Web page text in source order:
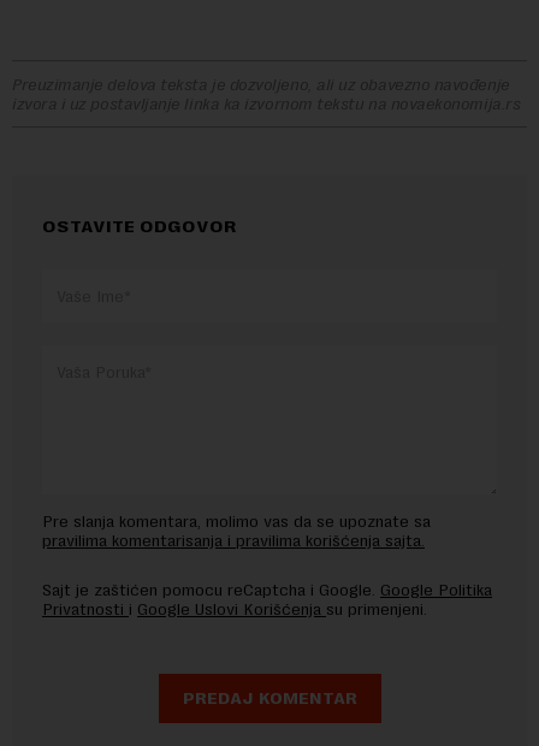
Preuzimanje delova teksta je dozvoljeno, ali uz obavezno navođenje
izvora i uz postavljanje linka ka izvornom tekstu na novaekonomija.rs
OSTAVITE ODGOVOR
Pre slanja komentara, molimo vas da se upoznate sa
pravilima komentarisanja i pravilima korišćenja sajta.
Sajt je zaštićen pomocu reCaptcha i Google. Google Politika
Privatnosti i Google Uslovi Korišćenja su primenjeni.